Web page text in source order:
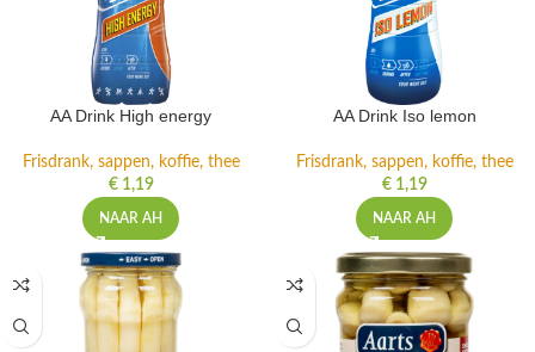
AA Drink High energy
Frisdrank, sappen, koffie, thee
€1,19
NAAR AH
AA Drink Iso lemon
Frisdrank, sappen, koffie, thee
€1,19
NAAR AH